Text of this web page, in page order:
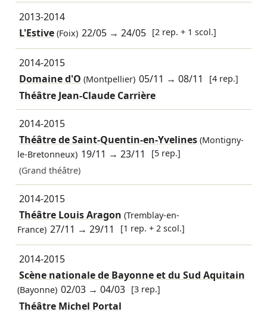
2013-2014
L'Estive(Foix) 22/05 →24/05 [2 rep. + 1 scol.]
2014-2015
Domaine d'O (Montpellier) 05/11 →08/11 [4 rep.]
Théâtre Jean-Claude Carrière
2014-2015
Théâtre de Saint-Quentin-en-Yvelines(Montigny-
le-Bretonneux) 19/11 →23/11
[5 rep.]
(Grand théâtre)
2014-2015
Théâtre Louis Aragon (Tremblay-en-
France) 27/11 →29/11 [1 rep. + 2 scol.]
2014-2015
Scène nationale de Bayonne et du Sud Aquitain
(Bayonne) 02/03 →04/03 [3 rep.]
Théâtre Michel Portal